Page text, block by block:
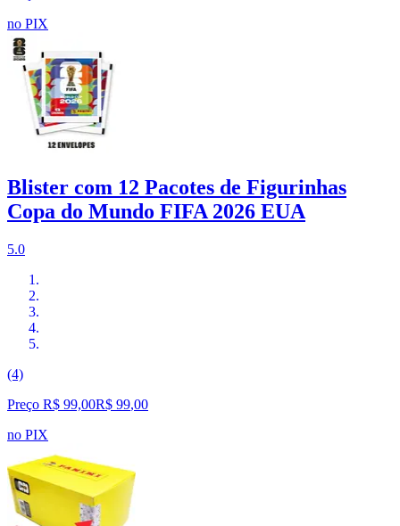
no PIX
Blister com 12 Pacotes de Figurinhas
Copa do Mundo FIFA 2026 EUA
5.0
(4)
Preço R$ 99,00R$ 99,00
no PIX